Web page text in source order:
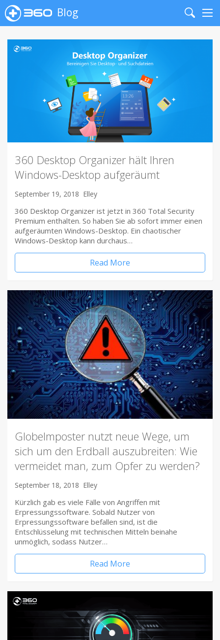
Blog
Search
360 Desktop Organizer hält Ihren
Windows-Desktop aufgeräumt
September 19, 2018 Elley
360 Desktop Organizer ist jetzt in 360 Total Security
Premium enthalten. So haben Sie ab sofort immer einen
aufgeräumten Windows-Desktop. Ein chaotischer
Windows-Desktop kann durchaus…
Read More
Globelmposter nutzt neue Wege, um
sich um den Erdball auszubreiten: Wie
vermeidet man, zum Opfer zu werden?
September 18, 2018 Elley
Kürzlich gab es viele Fälle von Angriffen mit
Erpressungssoftware. Sobald Nutzer von
Erpressungssoftware befallen sind, ist die
Entschlüsselung mit technischen Mitteln beinahe
unmöglich, sodass Nutzer…
Read More